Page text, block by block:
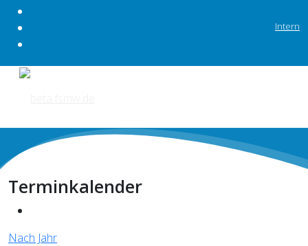
Intern
Terminkalender
Nach Jahr